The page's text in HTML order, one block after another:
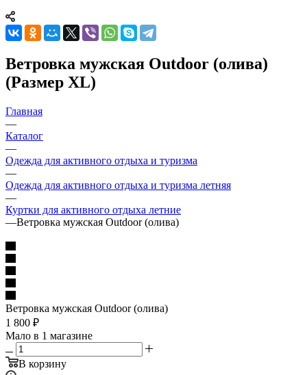
Ветровка мужская Outdoor (олива)
(Размер ХL)
Главная
—
Каталог
—
Одежда для активного отдыха и туризма
—
Одежда для активного отдыха и туризма летняя
—
Куртки для активного отдыха летние
—Ветровка мужская Outdoor (олива)
Ветровка мужская Outdoor (олива)
1 800 ₽
Мало в 1 магазине
В корзину